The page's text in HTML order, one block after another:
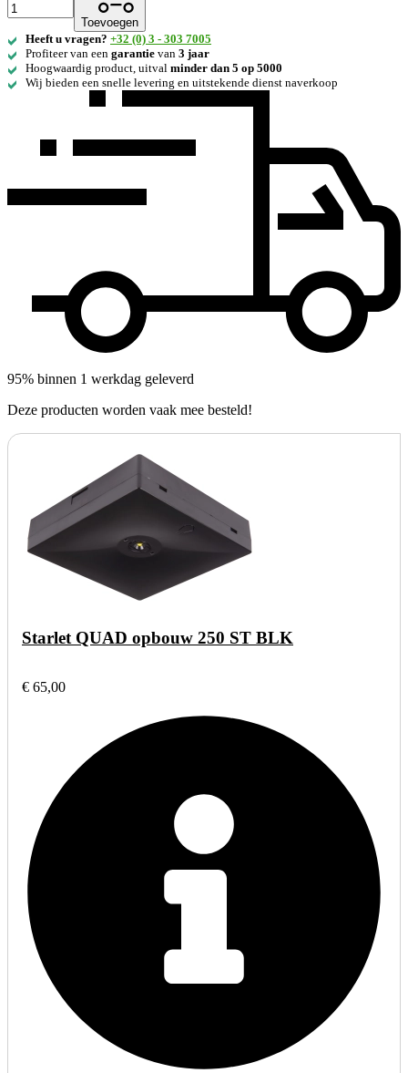
Toevoegen
Heeft u vragen? +32 (0) 3 - 303 7005
Profiteer van een garantie van 3 jaar
Hoogwaardig product, uitval minder dan 5 op 5000
Wij bieden een snelle levering en uitstekende dienst naverkoop
95% binnen 1 werkdag geleverd
Deze producten worden vaak mee besteld!
Starlet QUAD opbouw 250 ST BLK
€ 65,00